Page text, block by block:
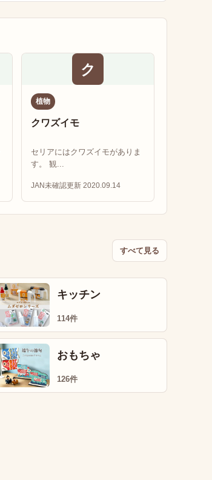
ク
植物
クワズイモ
セリアにはクワズイモがありま
す。 観...
JAN未確認更新 2020.09.14
すべて見る
キッチン
114件
おもちゃ
126件